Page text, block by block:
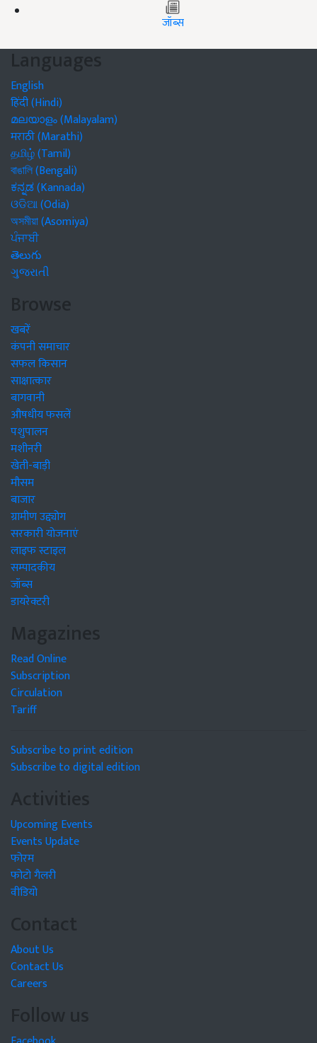
जॉब्स
Languages
English
हिंदी (Hindi)
മലയാളം (Malayalam)
मराठी (Marathi)
தமிழ் (Tamil)
বাঙালি (Bengali)
ಕನ್ನಡ (Kannada)
ଓଡିଆ (Odia)
অসমীয়া (Asomiya)
ਪੰਜਾਬੀ
తెలుగు
ગુજરાતી
Browse
खबरें
कंपनी समाचार
सफल किसान
साक्षात्कार
बागवानी
औषधीय फसलें
पशुपालन
मशीनरी
खेती-बाड़ी
मौसम
बाजार
ग्रामीण उद्द्योग
सरकारी योजनाएं
लाइफ स्टाइल
सम्पादकीय
जॉब्स
डायरेक्टरी
Magazines
Read Online
Subscription
Circulation
Tariff
Subscribe to print edition
Subscribe to digital edition
Activities
Upcoming Events
Events Update
फोरम
फोटो गैलरी
वीडियो
Contact
About Us
Contact Us
Careers
Follow us